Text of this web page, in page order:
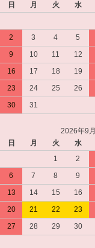
日
月 火 水
2
3 4 5
9
10 11 12
16
17 18 19
23
24 25 26
30
31
2026年9月
日
月 火 水
1
2
6
7 8 9
13
14 15 16
20
21 22 23
27
28 29 30